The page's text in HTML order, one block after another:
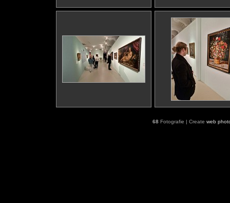
68Fotografie | Create web